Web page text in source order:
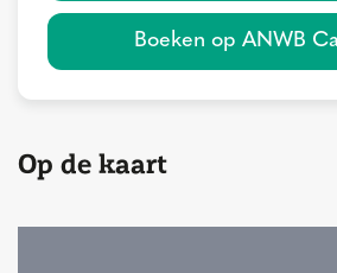
Boeken op ANWB
Op de kaart